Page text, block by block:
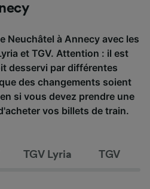
Neuchâtel à Annecy avec les
et TGV. Attention : il est
desservi par différentes
des changements soient
si vous devez prendre une
vos billets de train.
TGV Lyria TGV